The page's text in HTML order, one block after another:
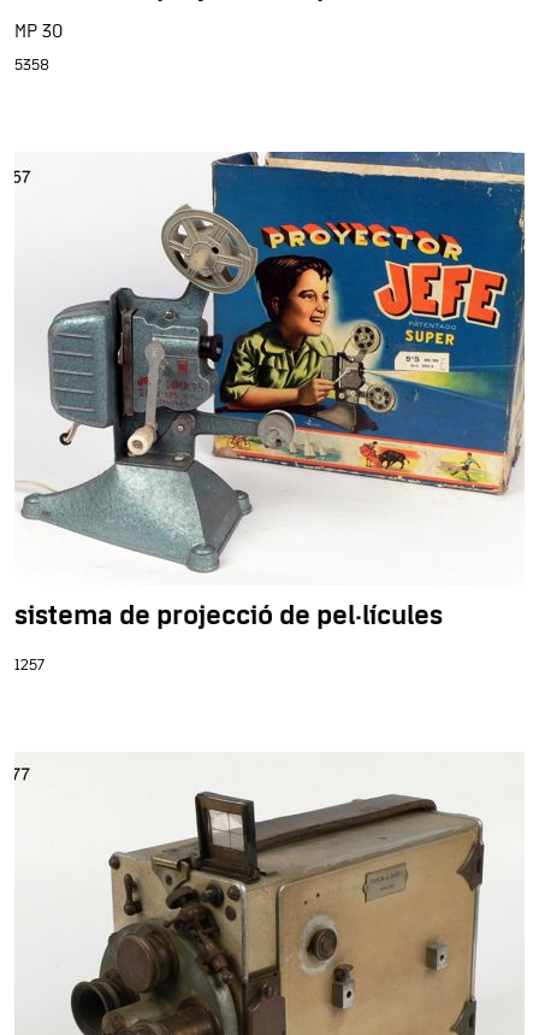
MP 30
5358
sistema de projecció de pel·lícules
1257